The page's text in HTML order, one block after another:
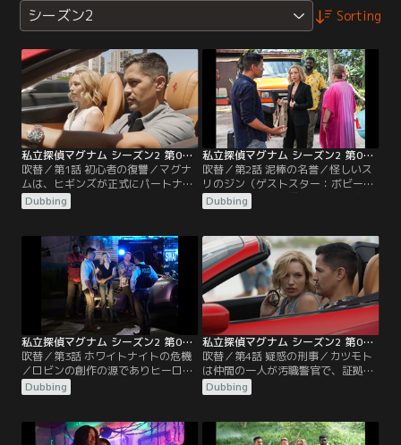
シーズン2 Sorting
私立探偵マグナム シーズン2 第01話／吹替
吹替／第1話 初心者の復讐／マグナ
ムは、ヒギンズが正式にパートナー
になる決意をするのを待ちながら、
銀行強盗に遭い、上司が目の前で殺
件を捜査する。
Dubbing
私立探偵マグナム シーズン2 第02話／吹替
吹替／第2話 泥棒の名誉／怪しいス
リのジン（ゲストスター：ボビー・
リー）は、盗んだ携帯電話に不審な
テキストメッセージを受信した為、
Dubbing
私立探偵マグナム シーズン2 第03話／吹替
吹替／第3話 ホワイトナイトの危機
／ロビンの創作の源でありヒーロー
でもある「ホワイトナイト」の正体
を探るため、傭兵たちがロビンの巣
ギンズは危機に陥る。
Dubbing
私立探偵マグナム シーズン2 第04話／吹替
吹替／第4話 疑惑の刑事／カツモト
は仲間の一人が汚職警官で、証拠品
を盗んだのではないかと疑い、渋々
マグナムとヒギンズに調査を依頼す
Dubbing